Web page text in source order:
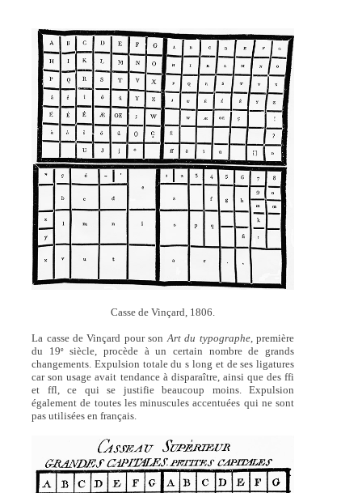
Casse de Vinçard, 1806.
La casse de Vinçard pour son Art du typographe, première
du 19esiècle, procède à un certain nombre de grands
changements. Expulsion totale du s long et de ses ligatures
car son usage avait tendance à disparaître, ainsi que des ffi
et ffl, ce qui se justifie beaucoup moins. Expulsion
également de toutes les minuscules accentuées qui ne sont
pas utilisées en français.